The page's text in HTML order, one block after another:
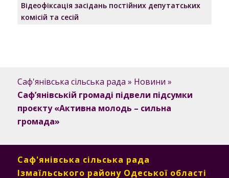
Відеофіксація засідань постійних депутатських
комісій та сесій
Саф'янівська сільська рада » Новини »
Саф’янівській громаді підвели підсумки
проєкту «Активна молодь – сильна
громада»
Саф'янівська сільська рада
Ізмаїльського району Одеської області